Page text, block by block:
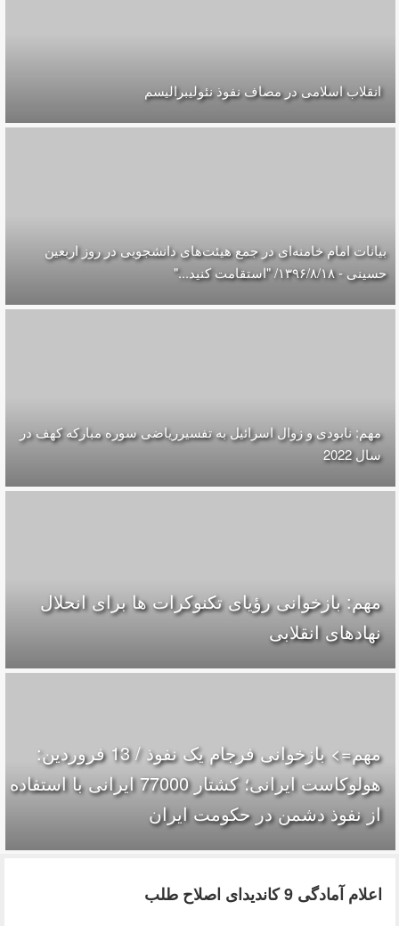
انقلاب اسلامی در مصاف نفوذ نئولیبرالیسم
بیانات امام خامنه‌ای در جمع هیئت‌های دانشجویی در روز اربعین
حسینی - ۱۳۹۶/۸/۱۸/ "استقامت کنید..."
مهم: نابودی و زوال اسرائیل به تفسیرریاضی سوره مبارکه کهف در
سال 2022
مهم: بازخوانی رؤیای تکنوکرات ها برای انحلال
نهادهای انقلابی
مهم=> بازخوانی فرجام یک نفوذ / 13 فروردین:
هولوکاست ایرانی؛ کشتار 77000 ایرانی با استفاده
از نفوذ دشمن در حکومت ایران
اعلام آمادگی 9 کاندیدای اصلاح طلب